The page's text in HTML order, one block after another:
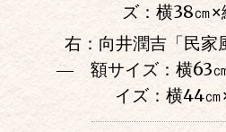
ズ：横38㎝×
右：向井潤吉「民
― 額サイズ：横63
イズ：横44㎝